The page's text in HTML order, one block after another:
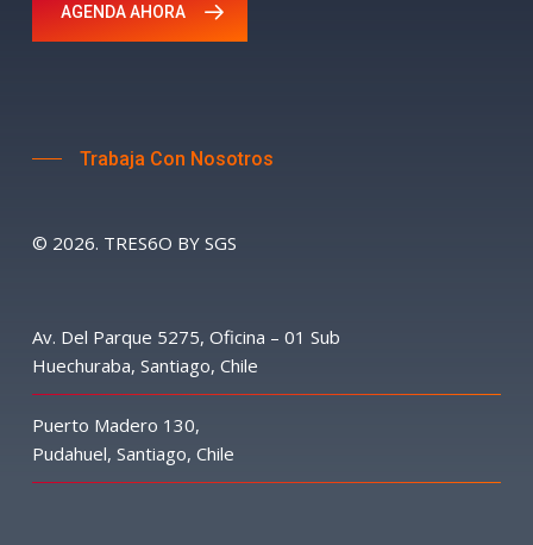
AGENDA AHORA
Trabaja Con Nosotros
© 2026. TRES6O BY SGS
Av. Del Parque 5275, Oficina – 01 Sub
Huechuraba, Santiago, Chile
Puerto Madero 130,
Pudahuel, Santiago, Chile